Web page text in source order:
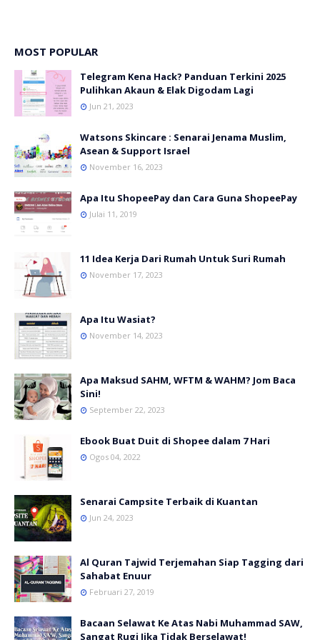
MOST POPULAR
Telegram Kena Hack? Panduan Terkini 2025
Pulihkan Akaun & Elak Digodam Lagi
Jun 21, 2023
Watsons Skincare : Senarai Jenama Muslim,
Asean & Support Israel
November 16, 2023
Apa Itu ShopeePay dan Cara Guna ShopeePay
Julai 11, 2019
11 Idea Kerja Dari Rumah Untuk Suri Rumah
November 17, 2023
Apa Itu Wasiat?
November 14, 2023
Apa Maksud SAHM, WFTM & WAHM? Jom Baca
Sini!
September 22, 2023
Ebook Buat Duit di Shopee dalam 7 Hari
Ogos 04, 2022
Senarai Campsite Terbaik di Kuantan
Jun 24, 2023
Al Quran Tajwid Terjemahan Siap Tagging dari
Sahabat Enuur
Februari 27, 2019
Bacaan Selawat Ke Atas Nabi Muhammad SAW,
Sangat Rugi Jika Tidak Berselawat!